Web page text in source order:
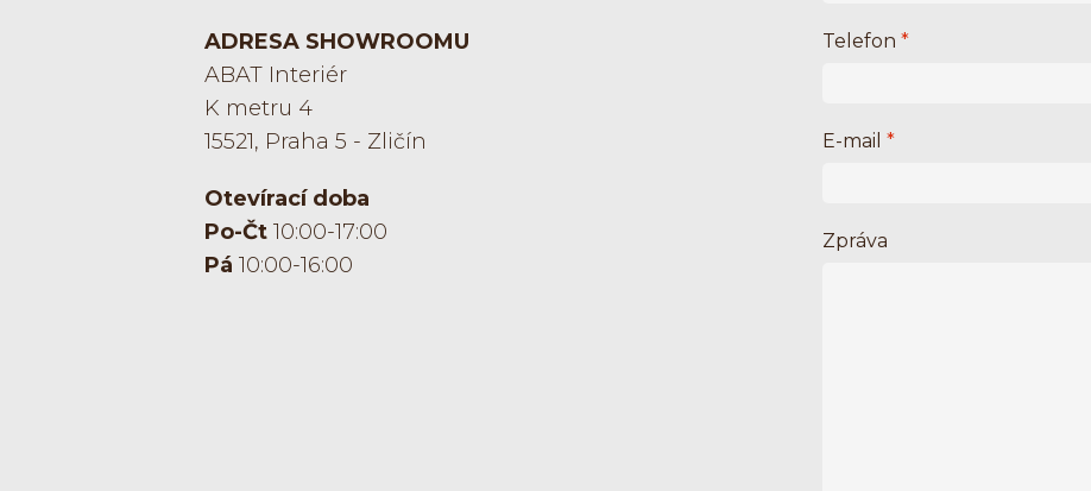
ADRESA SHOWROOMU
ABAT Interiér
K metru 4
15521, Praha 5 - Zličín
Otevírací doba
Po-Čt 10:00-17:00
Pá 10:00-16:00
Telefon *
E-mail *
Zpráva